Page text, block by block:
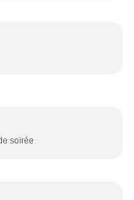
soirée